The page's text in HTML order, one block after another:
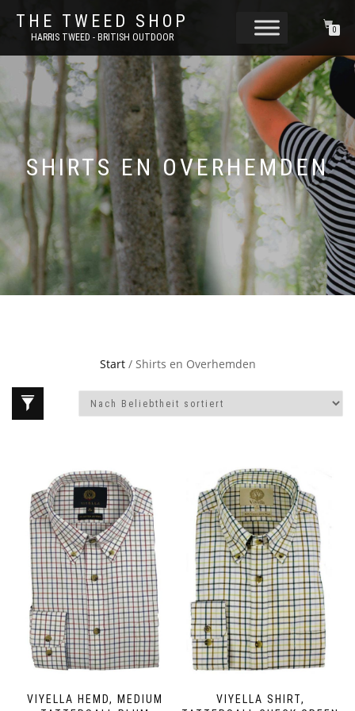
THE TWEED SHOP
HARRIS TWEED - BRITISH OUTDOOR
0
SHIRTS EN OVERHEMDEN
Start/ Shirts en Overhemden
VIYELLA HEMD, MEDIUM
VIYELLA SHIRT,